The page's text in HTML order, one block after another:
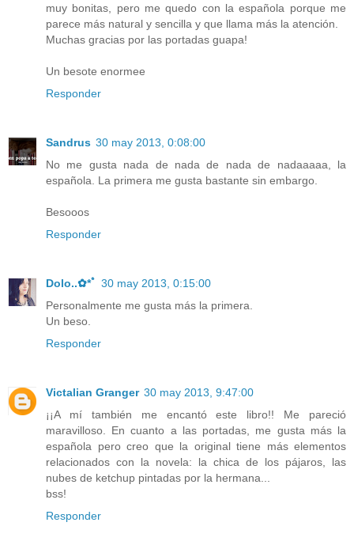
muy bonitas, pero me quedo con la española porque me
parece más natural y sencilla y que llama más la atención.
Muchas gracias por las portadas guapa!
Un besote enormee
Responder
Sandrus 30 may 2013, 0:08:00
No me gusta nada de nada de nada de nadaaaaa, la
española. La primera me gusta bastante sin embargo.
Besooos
Responder
Dolo..✿*ﾟ 30 may 2013, 0:15:00
Personalmente me gusta más la primera.
Un beso.
Responder
Victalian Granger 30 may 2013, 9:47:00
¡¡A mí también me encantó este libro!! Me pareció
maravilloso. En cuanto a las portadas, me gusta más la
española pero creo que la original tiene más elementos
relacionados con la novela: la chica de los pájaros, las
nubes de ketchup pintadas por la hermana...
bss!
Responder